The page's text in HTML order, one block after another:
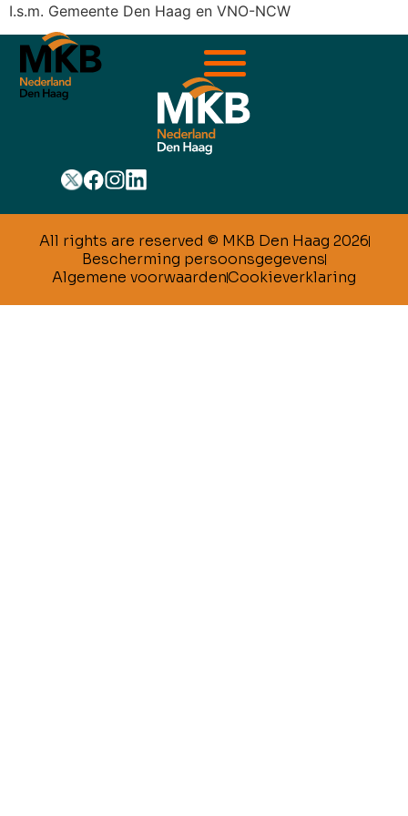
I.s.m. Gemeente Den Haag en VNO-NCW
All rights are reserved © MKB Den Haag 2026
Bescherming persoonsgegevens
Algemene voorwaardenCookieverklaring